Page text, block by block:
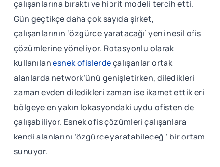
çalışanlarına bıraktı ve hibrit modeli tercih etti.
Gün geçtikçe daha çok sayıda şirket,
çalışanlarının ‘özgürce yaratacağı’ yeni nesil ofis
çözümlerine yöneliyor. Rotasyonlu olarak
kullanılanesnek ofislerdeçalışanlar ortak
alanlarda network’ünü genişletirken, diledikleri
zaman evden diledikleri zaman ise ikamet ettikleri
bölgeye en yakın lokasyondaki uydu ofisten de
çalışabiliyor. Esnek ofis çözümleri çalışanlara
kendi alanlarını ‘özgürce yaratabileceği’ bir ortam
sunuyor.